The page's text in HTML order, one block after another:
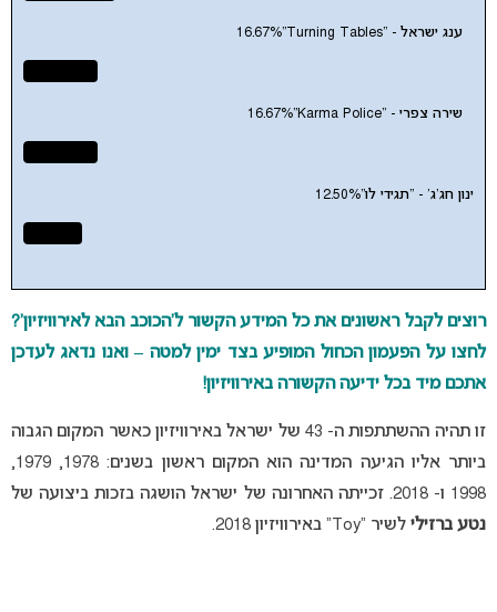
ענג ישראל - "Turning Tables" 16.67%
שירה צפרי - "Karma Police" 16.67%
ינון חג'ג' - "תגידי לו"12.50%
רוצים לקבל ראשונים את כל המידע הקשור ל’הכוכב הבא לאירוויזיון’?
לחצו על הפעמון הכחול המופיע בצד ימין למטה – ואנו נדאג לעדכן
אתכם מיד בכל ידיעה הקשורה באירוויזיון!
זו תהיה ההשתתפות ה- 43 של ישראל באירוויזיון כאשר המקום הגבוה
ביותר אליו הגיעה המדינה הוא המקום ראשון בשנים: 1978, 1979,
1998 ו- 2018. זכייתה האחרונה של ישראל הושגה בזכות ביצועה של
נטע ברזילילשיר “Toy” באירוויזיון 2018.